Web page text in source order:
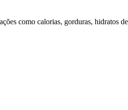
como calorias, gorduras, hidratos